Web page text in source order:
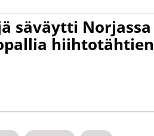
säväytti Norjassa
hiihtotähtien